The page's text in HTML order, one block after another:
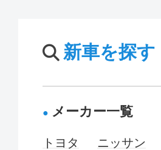
新車を探す
メーカー一覧
トヨタ ニッサン